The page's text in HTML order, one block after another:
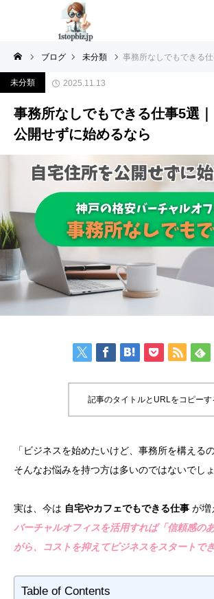
ブログ 未分類 事務所なしでもできる仕事5選｜自
未分類 2025.11.13
事務所なしでもできる仕事5選
公開せずに始めるなら
記事のタイトルとURLをコピーす
「ビジネスを始めたいけど、事務所を構える
そんなお悩みを持つ方は多いのではないでしょ
実は、今は 自宅やカフェでもできる仕事 が増
バーチャルオフィスを活用すれば「信頼感の
がら、コストを抑えてビジネスをスタートでき
Table of Contents